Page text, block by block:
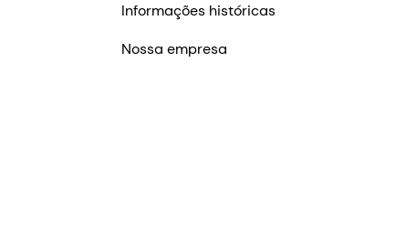
Informações históricas
Nossa empresa